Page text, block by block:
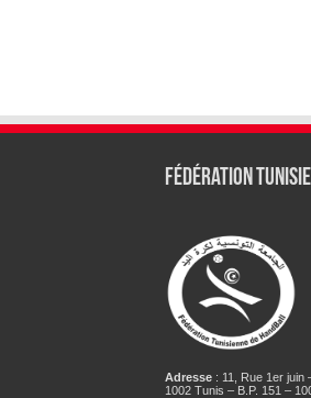
Fédération
Adresse: 11, Rue 1er juin
1002 Tunis – B.P. 151 –